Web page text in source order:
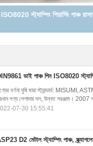
পাঞ্চ, স্ক্র্যাপলেস বারিং পাঞ্চ মিসুমি
ডাই পাঞ্চ পিন ISO8020
বর্ণনা ঘুষি মারা স্ট্যান্ডার্ড:
পণ্য পেশাদার দল, উন্নত সরঞ্জাম। 2007
07-30 15:55:41
D2 মেটাল স্ট্যাম্পিং পাঞ্চ, স্ক্র্যাপলেস